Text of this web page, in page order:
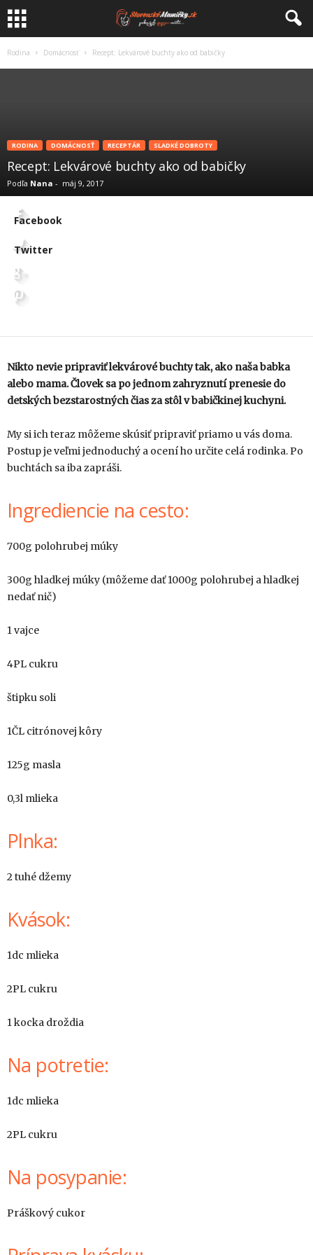
Rodina Domácnosť Recept: Lekvárové buchty ako od babičky
RODINA DOMÁCNOSŤ RECEPTÁR SLADKÉ DOBROTY
Recept: Lekvárové buchty ako od babičky
Podľa Nana - máj 9, 2017
Facebook
Twitter
Nikto nevie pripraviť lekvárové buchty tak, ako naša babka
alebo mama. Človek sa po jednom zahryznutí prenesie do
detských bezstarostných čias za stôl v babičkinej kuchyni.
My si ich teraz môžeme skúsiť pripraviť priamo u vás doma.
Postup je veľmi jednoduchý a ocení ho určite celá rodinka. Po
buchtách sa iba zapráši.
Ingrediencie na cesto:
700g polohrubej múky
300g hladkej múky (môžeme dať 1000g polohrubej a hladkej
nedať nič)
1 vajce
4PL cukru
štipku soli
1ČL citrónovej kôry
125g masla
0,3l mlieka
Plnka:
2 tuhé džemy
Kvások:
1dc mlieka
2PL cukru
1 kocka droždia
Na potretie:
1dc mlieka
2PL cukru
Na posypanie:
Práškový cukor